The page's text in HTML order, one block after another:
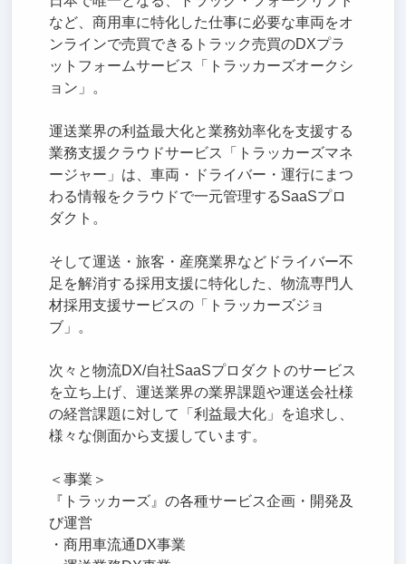
など、商用車に特化した仕事に必要な車両をオ
ンラインで売買できるトラック売買のDXプラ
ットフォームサービス「トラッカーズオークシ
ョン」。
運送業界の利益最大化と業務効率化を支援する
業務支援クラウドサービス「トラッカーズマネ
ージャー」は、車両・ドライバー・運行にまつ
わる情報をクラウドで一元管理するSaaSプロ
ダクト。
そして運送・旅客・産廃業界などドライバー不
足を解消する採用支援に特化した、物流専門人
材採用支援サービスの「トラッカーズジョ
ブ」。
次々と物流DX/自社SaaSプロダクトのサービス
を立ち上げ、運送業界の業界課題や運送会社様
の経営課題に対して「利益最大化」を追求し、
様々な側面から支援しています。
＜事業＞
『トラッカーズ』の各種サービス企画・開発及
び運営
・商用車流通DX事業